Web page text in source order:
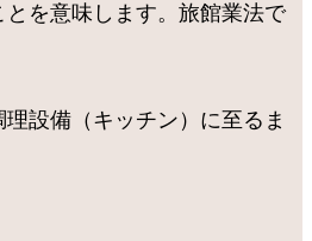
を意味します。旅館業法で
設備（キッチン）に至るま